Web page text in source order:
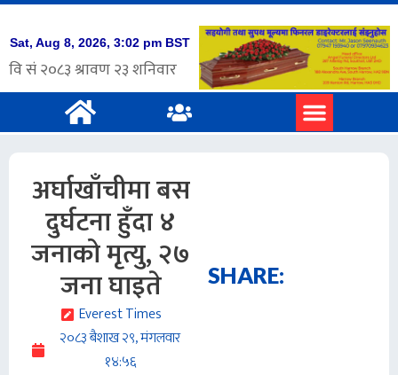
अर्घाखाँचीमा बस
दुर्घटना हुँदा ४
जनाको मृत्यु, २७
जना घाइते
Everest Times
२०८३ बैशाख २९, मंगलवार
१४:५६
SHARE: